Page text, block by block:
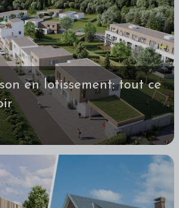
en lotissement: tout ce